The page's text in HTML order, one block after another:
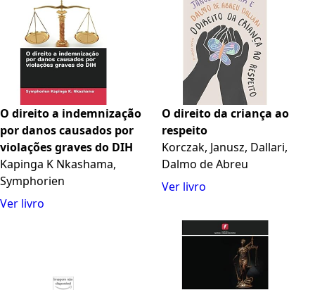
O direito a indemnização
por danos causados por
violações graves do DIH
Kapinga K Nkashama,
Symphorien
Ver livro
O direito da criança ao
respeito
Korczak, Janusz, Dallari,
Dalmo de Abreu
Ver livro